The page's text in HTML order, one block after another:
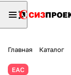
Главная Каталог
ЕАС